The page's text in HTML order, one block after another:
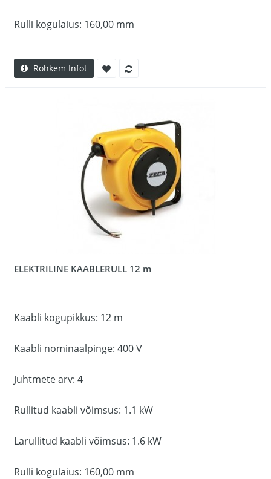
Rulli kogulaius: 160,00 mm
Rohkem Infot
ELEKTRILINE KAABLERULL 12 m
Kaabli kogupikkus: 12 m
Kaabli nominaalpinge: 400 V
Juhtmete arv: 4
Rullitud kaabli võimsus: 1.1 kW
Larullitud kaabli võimsus: 1.6 kW
Rulli kogulaius: 160,00 mm